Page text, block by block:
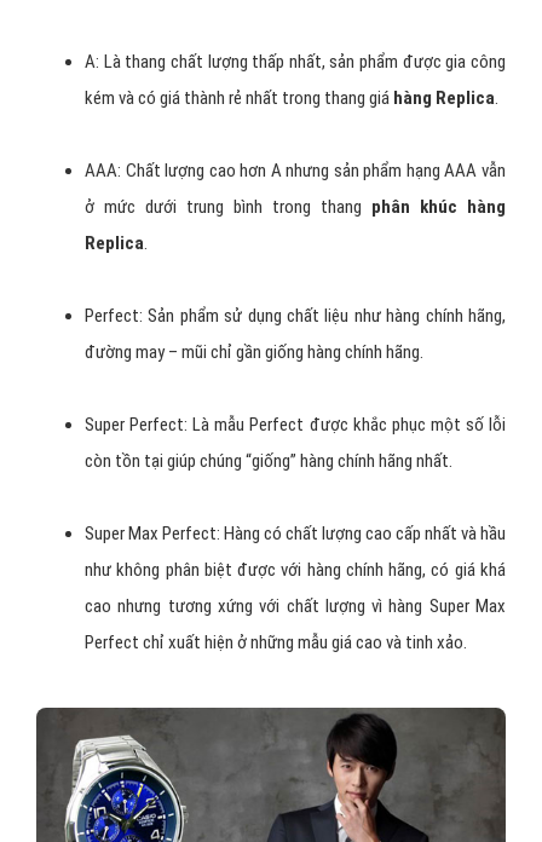
A: Là thang chất lượng thấp nhất, sản phẩm được gia công
kém và có giá thành rẻ nhất trong thang giá hàng Replica.
AAA: Chất lượng cao hơn A nhưng sản phẩm hạng AAA vẫn
ở mức dưới trung bình trong thang phân khúc hàng
Replica.
Perfect: Sản phẩm sử dụng chất liệu như hàng chính hãng,
đường may – mũi chỉ gần giống hàng chính hãng.
Super Perfect: Là mẫu Perfect được khắc phục một số lỗi
còn tồn tại giúp chúng “giống” hàng chính hãng nhất.
Super Max Perfect: Hàng có chất lượng cao cấp nhất và hầu
như không phân biệt được với hàng chính hãng, có giá khá
cao nhưng tương xứng với chất lượng vì hàng Super Max
Perfect chỉ xuất hiện ở những mẫu giá cao và tinh xảo.